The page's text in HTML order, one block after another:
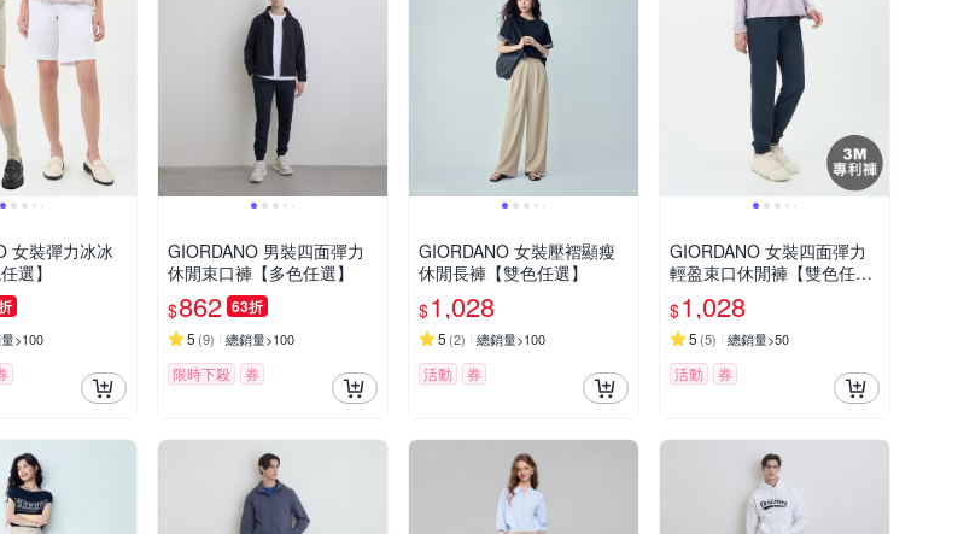
選】
>100
GIORDANO 男裝四面彈力
休閒束口褲【多色任選】
$862 63折
5 (9) 總銷量>100
限時下殺 券
GIORDANO 女裝壓褶顯瘦
休閒長褲【雙色任選】
$1,028
5 (2) 總銷量>100
活動 券
GIORDANO 女裝四面彈力
輕盈束口休閒褲【雙色任
選】
$1,028
5 (5) 總銷量>50
活動 券